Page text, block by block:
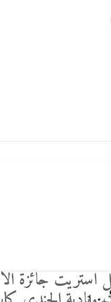
استريت جائزة الا